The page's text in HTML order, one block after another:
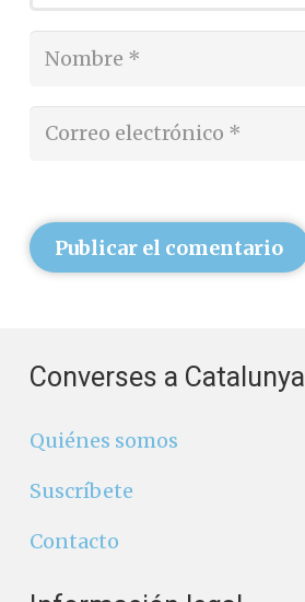
Publicar el comentario
Converses a Catalunya
Quiénes somos
Suscríbete
Contacto